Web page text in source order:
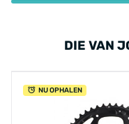
DIE VAN
NU OPHALEN